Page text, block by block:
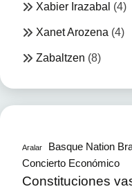
Xabier Irazabal (4)
Xanet Arozena (4)
Zabaltzen (8)
Aralar Basque Nation
Concierto Económico
Constituciones